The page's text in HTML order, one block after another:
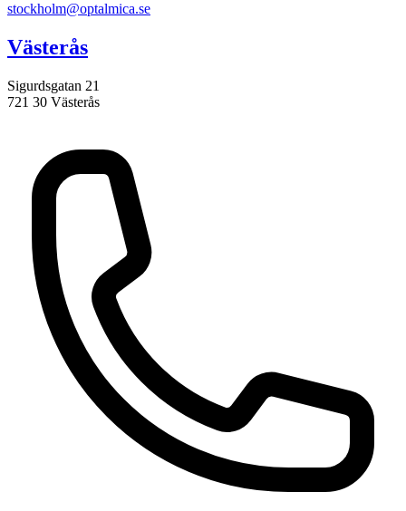
stockholm@optalmica.se
Västerås
Sigurdsgatan 21
721 30 Västerås